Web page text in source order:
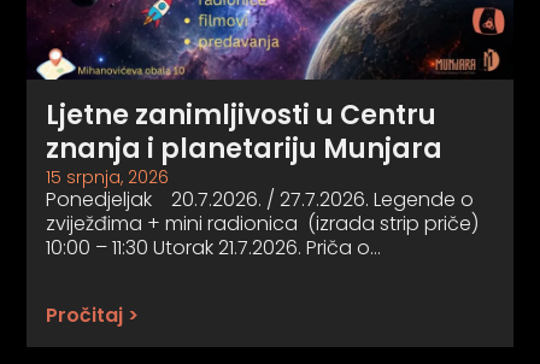
Ljetne zanimljivosti u Centru
znanja i planetariju Munjara
15 srpnja, 2026
Ponedjeljak 20.7.2026. / 27.7.2026. Legende o
zviježđima + mini radionica (izrada strip priče)
10:00 – 11:30 Utorak 21.7.2026. Priča o…
Pročitaj >